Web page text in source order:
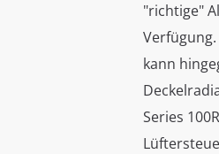
"richtige"
kann
Series